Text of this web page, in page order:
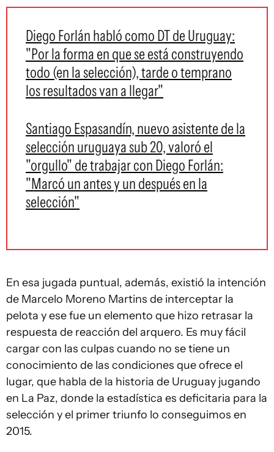
Diego Forlán habló como DT de Uruguay:
"Por la forma en que se está construyendo
todo (en la selección), tarde o temprano
los resultados van a llegar"
Santiago Espasandín, nuevo asistente de la
selección uruguaya sub 20, valoró el
"orgullo" de trabajar con Diego Forlán:
"Marcó un antes y un después en la
selección"
En esa jugada puntual, además, existió la intención
de Marcelo Moreno Martins de interceptar la
pelota y ese fue un elemento que hizo retrasar la
respuesta de reacción del arquero. Es muy fácil
cargar con las culpas cuando no se tiene un
conocimiento de las condiciones que ofrece el
lugar, que habla de la historia de Uruguay jugando
en La Paz, donde la estadística es deficitaria para la
selección y el primer triunfo lo conseguimos en
2015.